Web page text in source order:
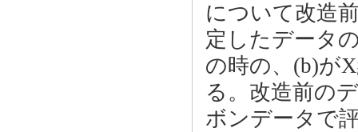
について改造
定したデータ
の時の、(b)が
る。改造前の
ボンデータで